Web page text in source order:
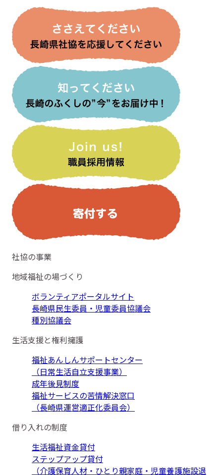
社協の事業
地域福祉の場づくり
ボランティアポータルサイト
長崎県民生委員・児童委員協議会
種別協議会
生活支援と権利擁護
福祉あんしんサポートセンター
（日常生活自立支援事業）
成年後見制度
福祉サービスの苦情解決窓口
（長崎県運営適正化委員会）
借り入れの制度
生活福祉資金貸付
ステップアップ貸付
（介護保育人材・ひとり親家庭・児童養護施設退